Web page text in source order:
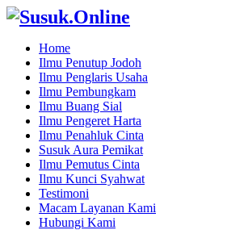
Home
Ilmu Penutup Jodoh
Ilmu Penglaris Usaha
Ilmu Pembungkam
Ilmu Buang Sial
Ilmu Pengeret Harta
Ilmu Penahluk Cinta
Susuk Aura Pemikat
Ilmu Pemutus Cinta
Ilmu Kunci Syahwat
Testimoni
Macam Layanan Kami
Hubungi Kami